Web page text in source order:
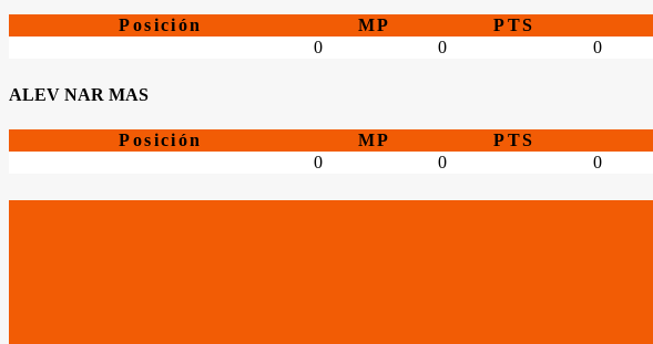
Posición MP PTS
0
0 0
ALEV NAR MAS
Posición MP PTS
0
0 0